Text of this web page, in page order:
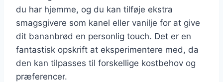
du har hjemme, og du kan tilføje ekstra
smagsgivere som kanel eller vanilje for at give
dit bananbrød en personlig touch. Det er en
fantastisk opskrift at eksperimentere med, da
den kan tilpasses til forskellige kostbehov og
præferencer.